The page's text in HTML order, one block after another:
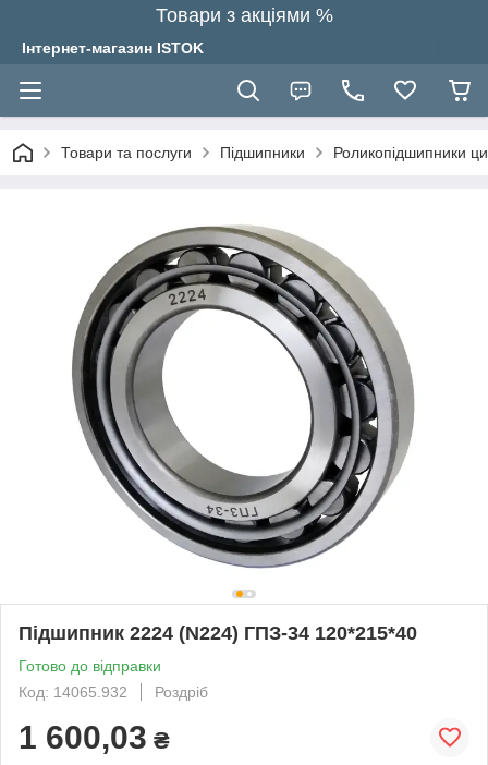
Товари з акціями %
Інтернет-магазин ISTOK
Товари та послуги Підшипники Роликопідшипники
Підшипник 2224 (N224) ГПЗ-34 120*215*40
Готово до відправки
Код: 14065.932
Роздріб
1 600,03 ₴